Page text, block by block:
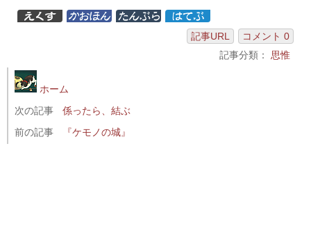
記事URL
コメント 0
記事分類： 思惟
ホーム
次の記事
係ったら、結ぶ
前の記事
『ケモノの城』